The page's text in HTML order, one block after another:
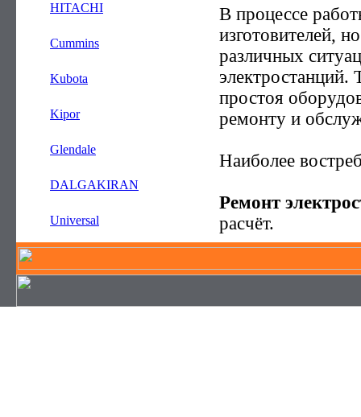
HITACHI
Cummins
Kubota
Kipor
Glendale
DALGAKIRAN
Universal
В процессе
изготовителей,
различных
электростанций.
простоя
ремонту и
Наиболее
Ремонт
расчёт.